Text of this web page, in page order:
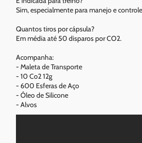
Sim, especialmente para manejo e
Quantos tiros por cápsula?
Em média até 50 disparos por CO2.
Acompanha:
- Maleta de Transporte
- 10 Co2 12g
- 600 Esferas de Aço
- Óleo de Silicone
- Alvos